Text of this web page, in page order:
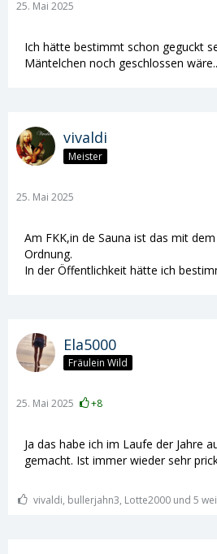
25. Mai 2025
Ich hätte bestimmt schon geguckt
Mäntelchen noch geschlossen
vivaldi
Meister
25. Mai 2025
Am FKK,in de Sauna ist das mit
Ordnung.
In der Öffentlichkeit hätte ich
Ela5000
Fräulein Wild
25. Mai 2025 +8
Ja das habe ich im Laufe der Jahre
gemacht. Ist immer wieder sehr
vivaldi, bullerjahn3, Lotte2000 und 5